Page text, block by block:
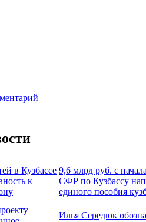
в Кузбассе
к
9,6 млрд руб. с
СФР по Кузбассу
единого пособия
Илья Середюк